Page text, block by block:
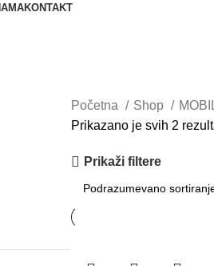
KONTAKT
Početna Shop
Prikazano je svih 2
Prikaži filtere